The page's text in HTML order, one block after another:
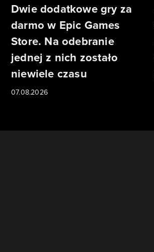
Dwie dodatkowe gry za
darmo w Epic Games
Store. Na odebranie
jednej z nich zostało
niewiele czasu
07.08.2026